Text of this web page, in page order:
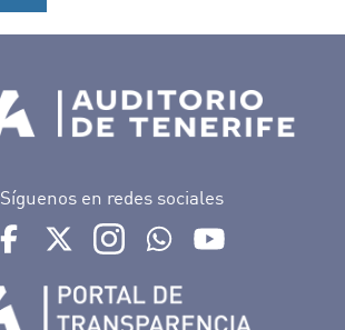
Síguenos en redes sociales
Ir a perfil de Auditorio de Tenerife en Facebook
Ir a perfil de Auditorio de Tenerife en
Ir a perfil de Auditorio de
Ir al Boletín Whatsapp